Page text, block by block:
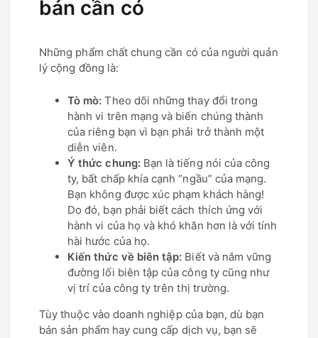
bản cần có
Những phẩm chất chung cần có của người quản
lý cộng đồng là:
Tò mò: Theo dõi những thay đổi trong
hành vi trên mạng và biến chúng thành
của riêng bạn vì bạn phải trở thành một
diễn viên.
Ý thức chung:Bạn là tiếng nói của công
ty, bất chấp khía cạnh “ngầu” của mạng.
Bạn không được xúc phạm khách hàng!
Do đó, bạn phải biết cách thích ứng với
hành vi của họ và khó khăn hơn là với tính
hài hước của họ.
Kiến thức về biên tập: Biết và nắm vững
đường lối biên tập của công ty cũng như
vị trí của công ty trên thị trường.
Tùy thuộc vào doanh nghiệp của bạn, dù bạn
bán sản phẩm hay cung cấp dịch vụ, bạn sẽ